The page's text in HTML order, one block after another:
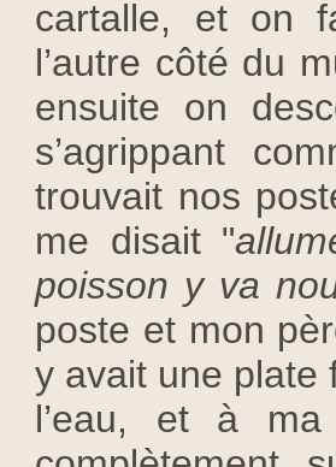
cartalle, et on
l’autre côté du
ensuite on
s’agrippant
trouvait nos
me disait "
poisson y va
poste et mon
y avait une plate
l’eau, et à